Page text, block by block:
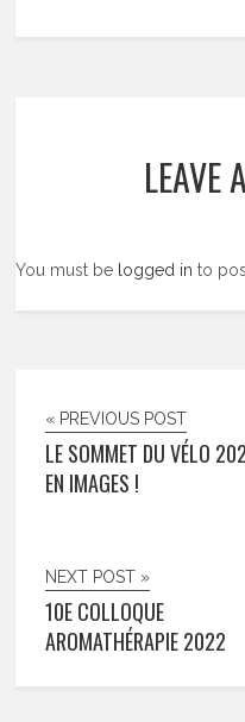
LEAVE
You must be logged in to
« PREVIOUS POST
LE SOMMET DU VÉLO
EN IMAGES !
NEXT POST »
10E COLLOQUE
AROMATHÉRAPIE 2022